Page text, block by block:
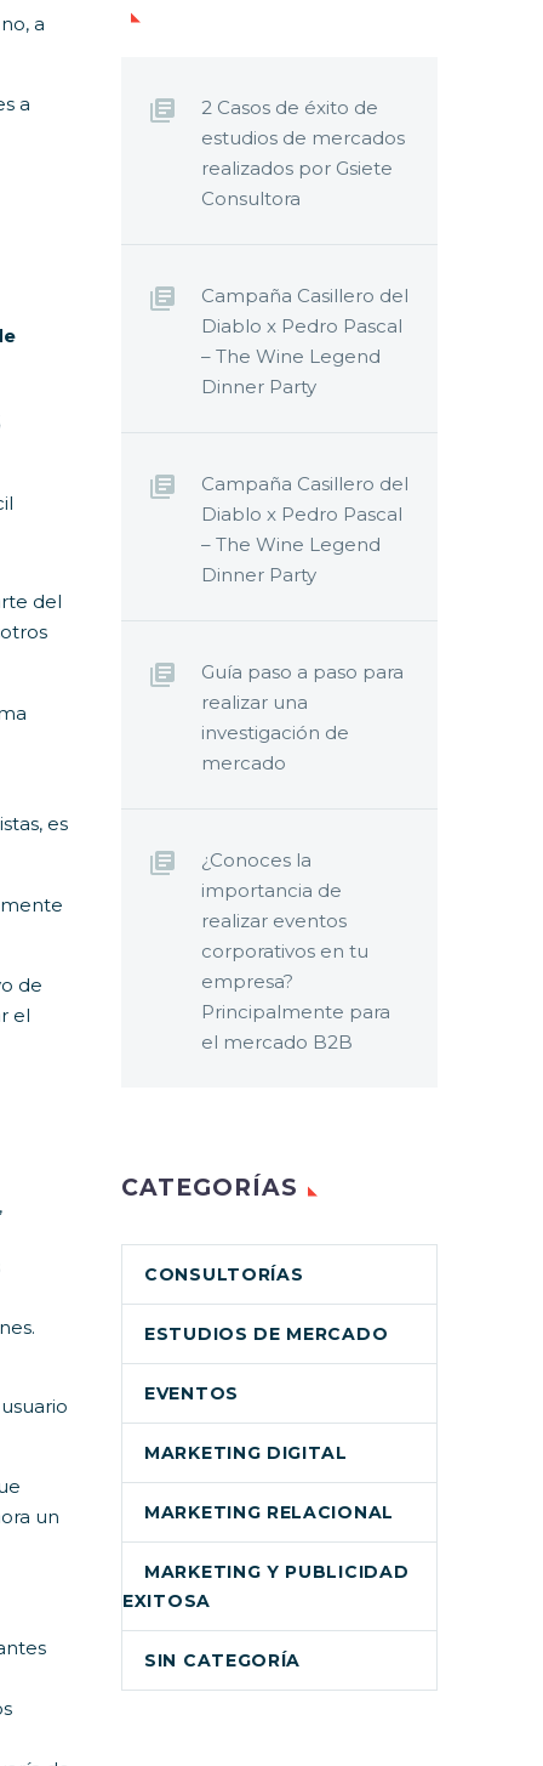
a
a
del
es
de
el
un
2 Casos de éxito de
estudios de mercados
realizados por Gsiete
Consultora
Campaña Casillero del
Diablo x Pedro Pascal
– The Wine Legend
Dinner Party
Campaña Casillero del
Diablo x Pedro Pascal
– The Wine Legend
Dinner Party
Guía paso a paso para
realizar una
investigación de
mercado
¿Conoces la
importancia de
realizar eventos
corporativos en tu
empresa?
Principalmente para
el mercado B2B
CATEGORÍAS
CONSULTORÍAS
ESTUDIOS DE MERCADO
EVENTOS
MARKETING DIGITAL
MARKETING RELACIONAL
MARKETING Y PUBLICIDAD
EXITOSA
SIN CATEGORÍA